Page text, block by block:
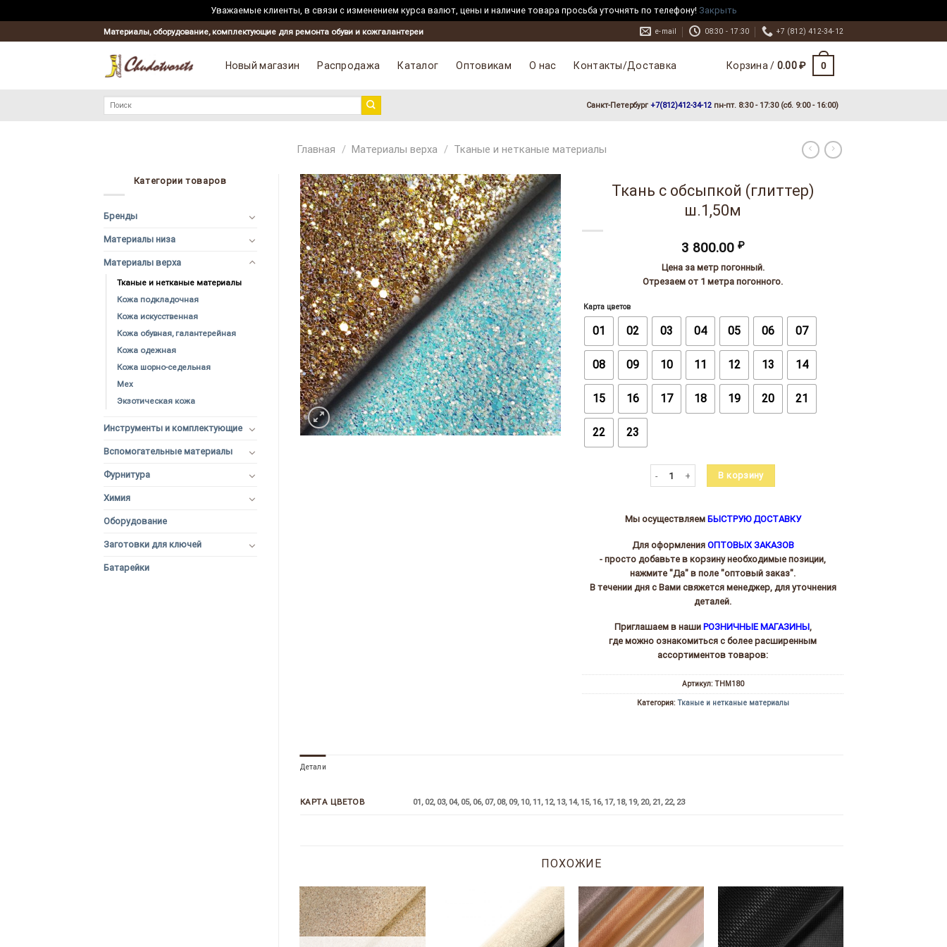
Уважаемые клиенты, в связи с изменением курса валют, цены и наличие товара просьба уточнять по телефону! Закрыть
to
Материалы, оборудование, комплектующие для ремонта обуви и кожгалантереи e-mail 08:30 - 17:30 +7 (812) 412-34-12
Новый магазин Распродажа Каталог Оптовикам О нас Контакты/Доставка Корзина / 0.00₽ 0
Искать:
Санкт-Петербург +7(812)412-34-12 пн-пт. 8:30 - 17:30 (сб. 9:00 - 16:00)
Главная / Материалы верха / Тканые и нетканые материалы
Категории товаров
Бренды
Материалы низа
Материалы верха
Тканые и нетканые материалы
Кожа подкладочная
Кожа искусственная
Кожа обувная, галантерейная
Кожа одежная
Кожа шорно-седельная
Мех
Экзотическая кожа
Инструменты и комплектующие
Вспомогательные материалы
Фурнитура
Химия
Оборудование
Заготовки для ключей
Батарейки
Ткань с обсыпкой (глиттер)
ш.1,50м
3 800.00 ₽
Цена за метр погонный.
Отрезаем от 1 метра погонного.
Карта цветов
01 02 03 04 05 06 07
08 09 10 11 12 13 14
15 16 17 18 19 20 21
22 23
Количество товара Ткань с обсыпкой (глиттер) ш.1,50м
В корзину
Мы осуществляем БЫСТРУЮ ДОСТАВКУ
Для оформления ОПТОВЫХ ЗАКАЗОВ
- просто добавьте в корзину необходимые позиции,
нажмите "Да" в поле "оптовый заказ".
В течении дня с Вами свяжется менеджер, для уточнения
деталей.
Приглашаем в наши РОЗНИЧНЫЕ МАГАЗИНЫ,
где можно ознакомиться с более расширенным
ассортиментов товаров:
Артикул: ТНМ180
Категория: Тканые и нетканые материалы
Детали
КАРТА ЦВЕТОВ 01, 02, 03, 04, 05, 06, 07, 08, 09, 10, 11, 12, 13, 14, 15, 16, 17, 18, 19, 20, 21, 22, 23
ПОХОЖИЕ